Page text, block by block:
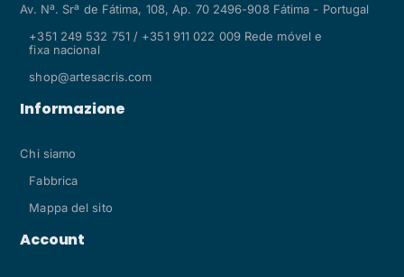
Av. Nª. Srª de Fátima, 108, Ap. 70 2496-908 Fátima - Portugal
+351 249 532 751 / +351 911 022 009 Rede móvel e
fixa nacional
shop@artesacris.com
Informazione
Chi siamo
Fabbrica
Mappa del sito
Account